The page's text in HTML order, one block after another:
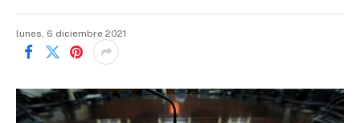
lunes, 6 diciembre 2021